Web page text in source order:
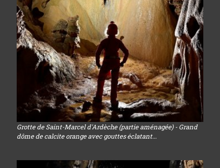
Grotte de Saint-Marcel d'Ardèche (partie aménagée) - Grand
dôme de calcite orange avec gouttes éclatant...